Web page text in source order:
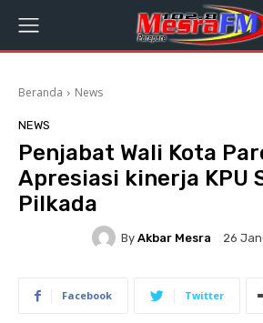
Beranda News
NEWS
Penjabat Wali Kota
Apresiasi kinerja KPU
Pilkada
By Akbar Mesra 26
Facebook Twitter